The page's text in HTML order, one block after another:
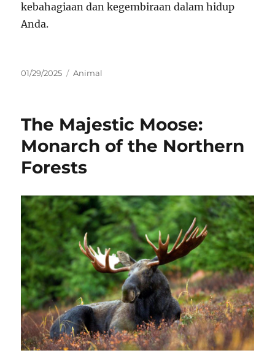
kebahagiaan dan kegembiraan dalam hidup
Anda.
Posted
01/29/2025 Categories
Animal
The Majestic Moose:
Monarch of the Northern
Forests